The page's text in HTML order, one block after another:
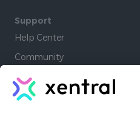
Support
Help Center
Community
Academy
Lernpfade